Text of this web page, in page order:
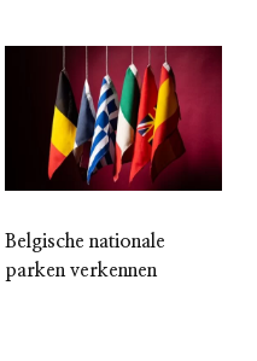
Belgische nationale
parken verkennen